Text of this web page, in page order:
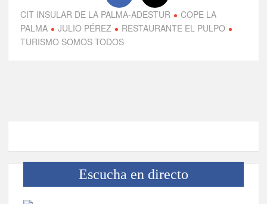
Borja Perdomo acusa al Gobierno del Cabildo de falta de
planificación y exige respuestas sobre las pérdidas de agua
CIT INSULAR DE LA PALMA-ADESTUR
COPE LA
PALMA
JULIO PÉREZ
RESTAURANTE EL PULPO
TURISMO SOMOS TODOS
Escucha en directo